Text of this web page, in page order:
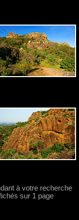
à votre recherche
sur 1 page